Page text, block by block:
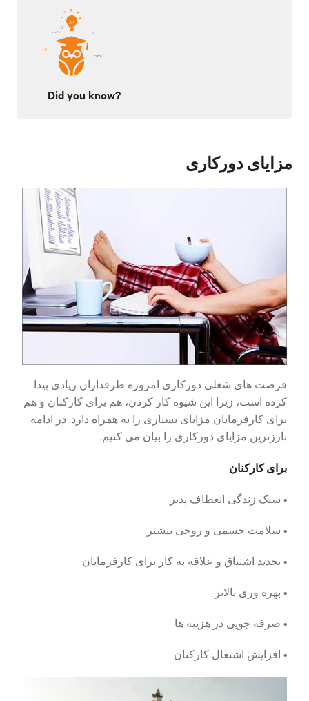
Did you know?
مزایای دورکاری
فرصت های شغلی دورکاری امروزه طرفداران زیادی پیدا
کرده است، زیرا این شیوه کار کردن، هم برای کارکنان و هم
برای کارفرمایان مزایای بسیاری را به همراه دارد. در ادامه
بارزترین مزایای دورکاری را بیان می کنیم.
برای کارکنان
• سبک زندگی انعطاف پذیر
• سلامت جسمی و روحی بیشتر
• تجدید اشتیاق و علاقه به کار برای کارفرمایان
• بهره وری بالاتر
• صرفه جویی در هزینه ها
• افزایش اشتغال کارکنان